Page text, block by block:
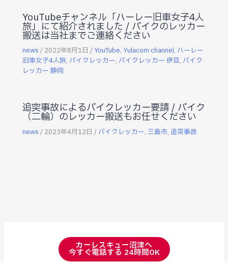
YouTubeチャンネル「ハーレー旧車女子4人
旅」にて紹介されました / バイクのレッカー
搬送は当社までご連絡ください
news / 2022年8月1日/ YouTube, Yulacom channel, ハーレー
旧車女子4人旅, バイクレッカー, バイクレッカー 伊豆, バイク
レッカー 静岡
追突事故によるバイクレッカー要請 / バイク
（二輪）のレッカー搬送もお任せください
news / 2023年4月12日/ バイクレッカー,三島市,追突事故
カーレスキュー沼津へ
今すぐ電話する 24時間OK